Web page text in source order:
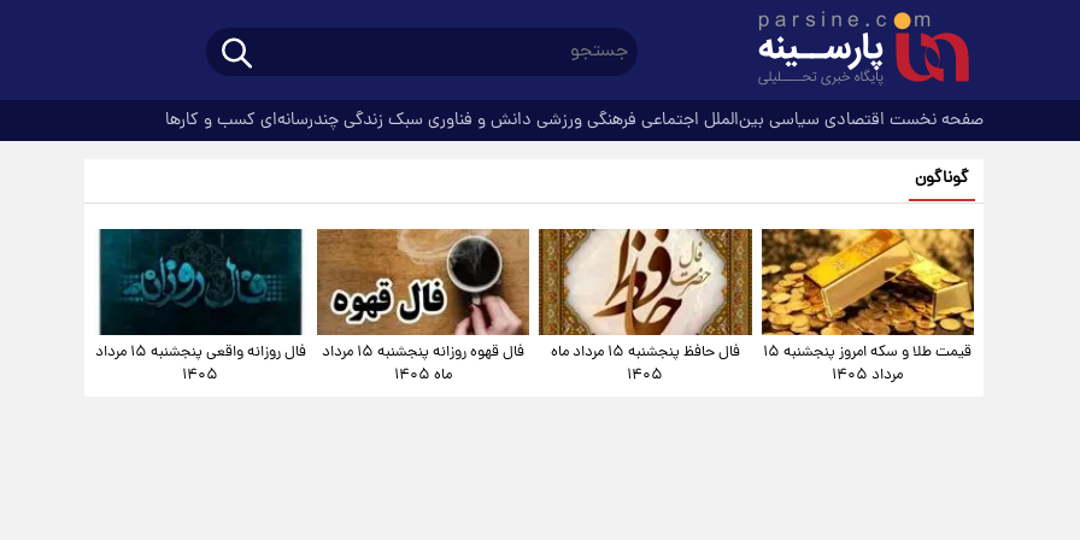
صفحه نخست اقتصادی سیاسی بین‌الملل اجتماعی فرهنگیورزشی دانش و فناوری سبک زندگیچندرسانه‌ای کسب و کارها
گوناگون
قیمت طلا و سکه امروز پنجشنبه ۱۵
مرداد ۱۴۰۵
فال حافظ پنجشنبه ۱۵ مرداد ماه
۱۴۰۵
فال قهوه روزانه پنجشنبه ۱۵ مرداد
ماه ۱۴۰۵
فال روزانه واقعی پنجشنبه ۱۵ مرداد
۱۴۰۵